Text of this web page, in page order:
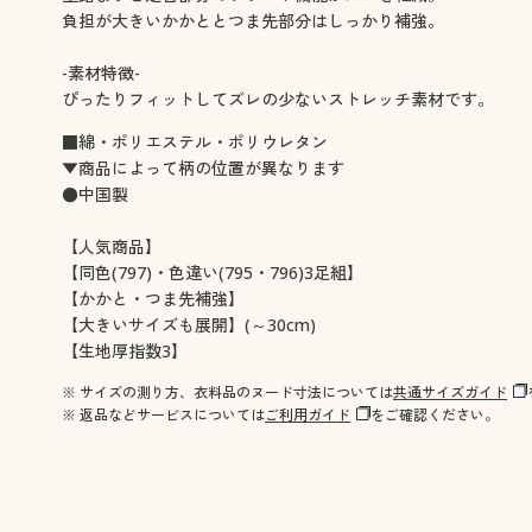
負担が大きいかかととつま先部分はしっかり補強。
-素材特徴-
ぴったりフィットしてズレの少ないストレッチ素材です。
■綿・ポリエステル・ポリウレタン
▼商品によって柄の位置が異なります
●中国製
【人気商品】
【同色(797)・色違い(795・796)3足組】
【かかと・つま先補強】
【大きいサイズも展開】(～30cm)
【生地厚指数3】
※ サイズの測り方、衣料品のヌード寸法については共通サイズガイド
※ 返品などサービスについてはご利用ガイド をご確認ください。